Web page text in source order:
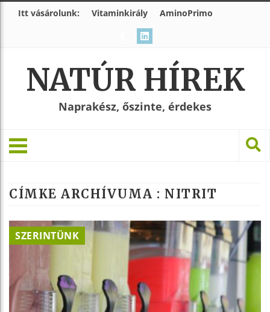
Itt vásárolunk: Vitaminkirály AminoPrimo
NATÚR HÍREK
Naprakész, őszinte, érdekes
CÍMKE ARCHÍVUMA : NITRIT
SZERINTÜNK